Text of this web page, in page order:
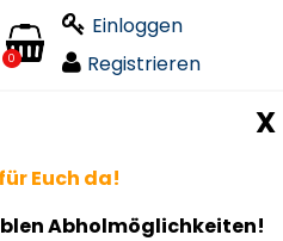
Einloggen
Registrieren
0
X
Euch da!
Abholmöglichkeiten!